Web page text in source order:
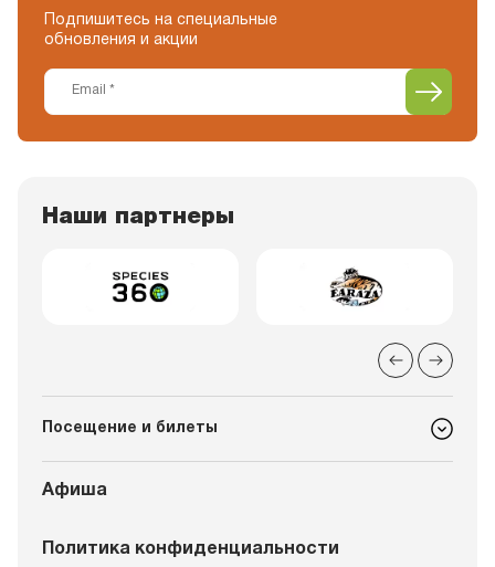
Подпишитесь на специальные
обновления и акции
Наши партнеры
Посещение и билеты
Афиша
Политика конфиденциальности